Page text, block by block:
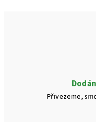
Přivezeme,